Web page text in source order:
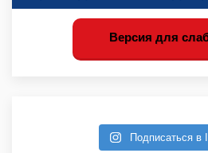
Версия для
Подписаться в